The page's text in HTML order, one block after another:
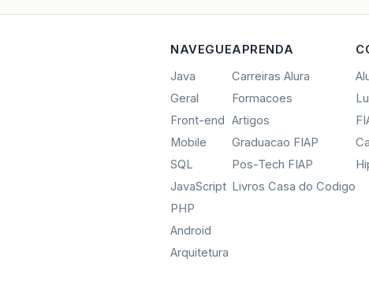
NAVEGUE
Java
Geral
Front-end
Mobile
SQL
JavaScript
PHP
Android
Arquitetura
APRENDA
Carreiras Alura
Formacoes
Artigos
Graduacao FIAP
Pos-Tech FIAP
Livros Casa do Codigo